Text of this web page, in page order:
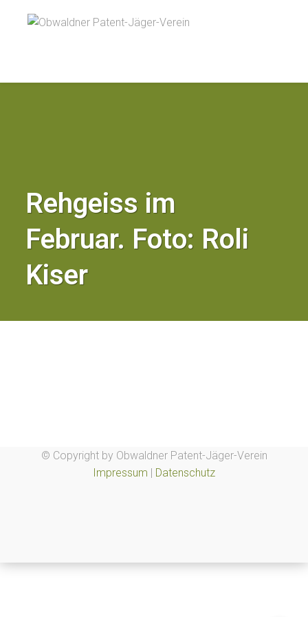
Rehgeiss im
Februar. Foto: Roli
Kiser
© Copyright by Obwaldner Patent-Jäger-Verein
Impressum | Datenschutz